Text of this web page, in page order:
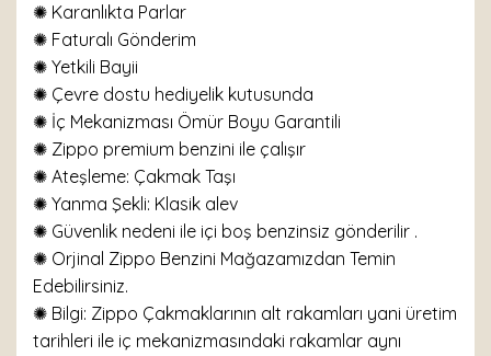
✺ Karanlıkta Parlar
✺ Faturalı Gönderim
✺ Yetkili Bayii
✺ Çevre dostu hediyelik kutusunda
✺ İç Mekanizması Ömür Boyu Garantili
✺ Zippo premium benzini ile çalışır
✺ Ateşleme: Çakmak Taşı
✺ Yanma Şekli: Klasik alev
✺ Güvenlik nedeni ile içi boş benzinsiz gönderilir .
✺ Orjinal Zippo Benzini Mağazamızdan Temin
Edebilirsiniz.
✺ Bilgi: Zippo Çakmaklarının alt rakamları yani üretim
tarihleri ile iç mekanizmasındaki rakamlar aynı